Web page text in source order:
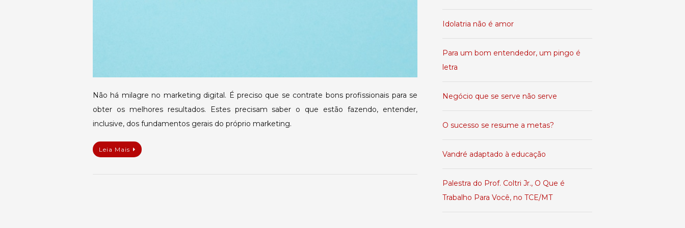
Não há milagre no marketing digital. É preciso que se contrate bons profissionais para se
obter os melhores resultados. Estes precisam saber o que estão fazendo, entender,
inclusive, dos fundamentos gerais do próprio marketing.
Leia Mais
Idolatria não é amor
Para um bom entendedor, um pingo é
letra
Negócio que se serve não serve
O sucesso se resume a metas?
Vandré adaptado à educação
Palestra do Prof. Coltri Jr., O Que é
Trabalho Para Você, no TCE/MT